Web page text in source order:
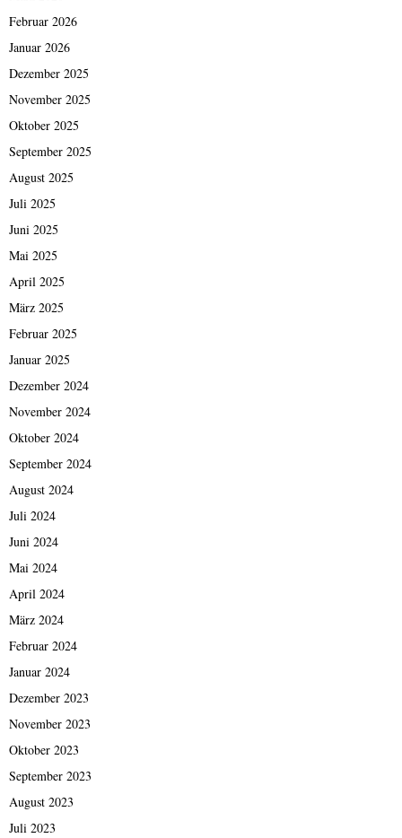
Februar 2026
Januar 2026
Dezember 2025
November 2025
Oktober 2025
September 2025
August 2025
Juli 2025
Juni 2025
Mai 2025
April 2025
März 2025
Februar 2025
Januar 2025
Dezember 2024
November 2024
Oktober 2024
September 2024
August 2024
Juli 2024
Juni 2024
Mai 2024
April 2024
März 2024
Februar 2024
Januar 2024
Dezember 2023
November 2023
Oktober 2023
September 2023
August 2023
Juli 2023